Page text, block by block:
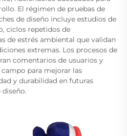
El régimen de pruebas de
de diseño incluye estudios de
ciclos repetidos de
de estrés ambiental que validan
extremas. Los procesos de
comentarios de usuarios y
para mejorar las
y durabilidad en futuras
diseño.